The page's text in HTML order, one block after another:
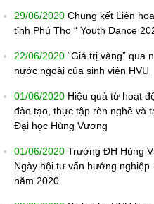
29/06/2020 Chung kết Liên
tỉnh Phú Thọ “ Youth Dance
22/06/2020 “Giá trị vàng” qua
nước ngoài của sinh viên HVU
01/06/2020 Hiệu quả từ hoạt
đào tạo, thực tập rèn nghề và
Đại học Hùng Vương
01/06/2020 Trường ĐH Hùng
Ngày hội tư vấn hướng nghiệp
năm 2020